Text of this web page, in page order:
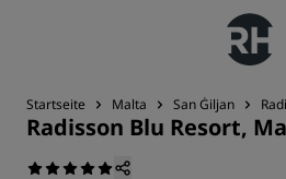
Startseite Malta San Ġiljan
Radisson Blu Resort,